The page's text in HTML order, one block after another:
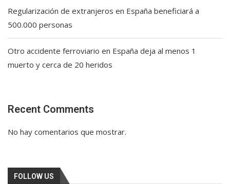
Regularización de extranjeros en España beneficiará a
500.000 personas
Otro accidente ferroviario en España deja al menos 1
muerto y cerca de 20 heridos
Recent Comments
No hay comentarios que mostrar.
FOLLOW US